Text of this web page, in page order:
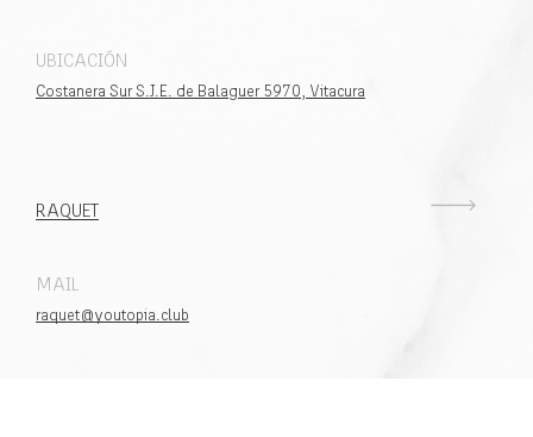
UBICACIÓN
Costanera Sur S.J.E. de Balaguer 5970, Vitacura
RAQUET
MAIL
raquet@youtopia.club